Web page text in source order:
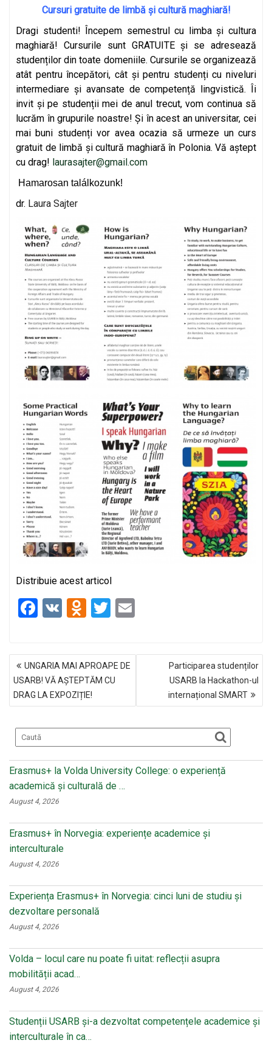
Cursuri gratuite de limbă și cultură maghiară!
Dragi studenti! Începem semestrul cu limba și cultura
maghiară! Cursurile sunt GRATUITE și se adresează
studenților din toate domeniile. Cursurile se organizează
atât pentru începători, cât și pentru studenți cu niveluri
intermediare și avansate de competență lingvistică. Îi
invit și pe studenții mei de anul trecut, vom continua să
lucrăm în grupurile noastre! Și în acest an universitar, cei
mai buni studenți vor avea ocazia să urmeze un curs
gratuit de limbă și cultură maghiară în Polonia. Vă aștept
cu drag! laurasajter@gmail.com
Hamarosan találkozunk!
dr. Laura Sajter
Distribuie acest articol
F
b
o
o
k
V
O
o
kl
a
ss
ni
ki
T
er
NAVIGARE
ÎN
ARTICOLE
UNGARIA MAI APROAPE DE
USARB! VĂ AȘTEPTĂM CU
DRAG LA EXPOZIȚIE!
Participarea studenților
USARB la Hackathon-ul
internațional SMART
Erasmus+ la Volda University College: o experiență
academică și culturală de …
August 4, 2026
Erasmus+ în Norvegia: experiențe academice și
interculturale
August 4, 2026
Experiența Erasmus+ în Norvegia: cinci luni de studiu și
dezvoltare personală
August 4, 2026
Volda – locul care nu poate fi uitat: reflecții asupra
mobilității acad…
August 4, 2026
Studenții USARB și-a dezvoltat competențele academice și
interculturale în ca…